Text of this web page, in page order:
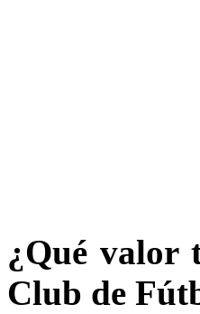
¿Qué valor
Club de